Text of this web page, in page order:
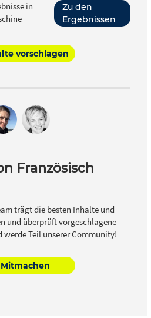
in
Zu den
Ergebnissen
vorschlagen
Französisch
trägt die besten Inhalte und
und überprüft vorgeschlagene
Teil unserer Community!
Mitmachen